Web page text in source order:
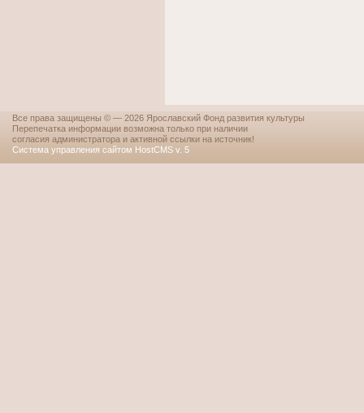
Все права защищены © — 2026 Ярославский Фонд развития культуры
Перепечатка информации возможна только при наличии
согласия администратора и активной ссылки на источник!
Система управления сайтом HostCMS v. 5